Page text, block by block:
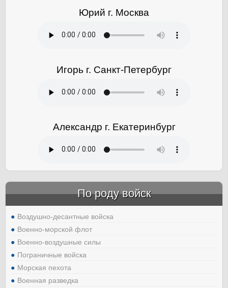
Юрий г. Москва
Игорь г. Санкт-Петербург
Александр г. Екатеринбург
По роду войск
Воздушно-десантные войска
Военно-морской флот
Военно-воздушные силы
Пограничные войска
Морская пехота
Военная разведка